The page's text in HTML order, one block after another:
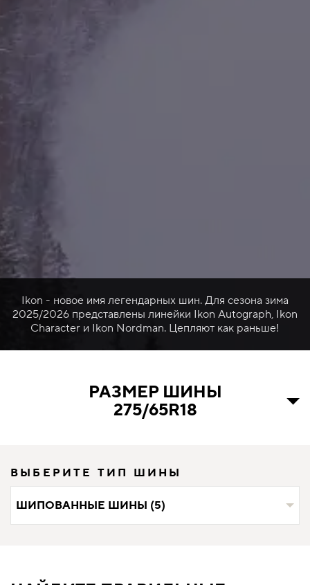
Ikon - новое имя легендарных шин. Для сезона зима
2025/2026 представлены линейки Ikon Autograph, Ikon
Character и Ikon Nordman. Цепляют как раньше!
РАЗМЕР ШИНЫ
275/65R18
ВЫБЕРИТЕ ТИП ШИНЫ
ШИПОВАННЫЕ ШИНЫ (5)